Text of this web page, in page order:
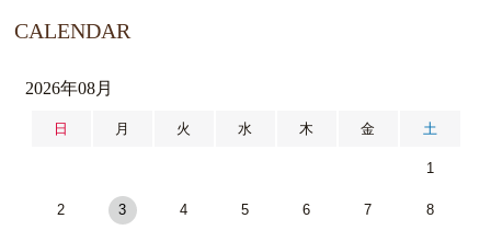
CALENDAR
2026年08月
日 月 火 水 木 金 土
1
2 3 4 5 6 7 8